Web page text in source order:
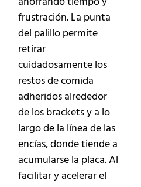
frustración. La punta
del palillo permite
retirar
cuidadosamente los
restos de comida
adheridos alrededor
de los brackets y a lo
largo de la línea de las
encías, donde tiende a
acumularse la placa. Al
facilitar y acelerar el